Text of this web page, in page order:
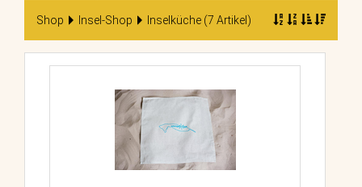
Shop Insel-Shop Inselküche (7 Artikel)